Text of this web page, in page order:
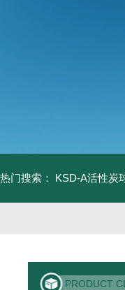
热门搜索： KSD-A活性炭
PRODUCT